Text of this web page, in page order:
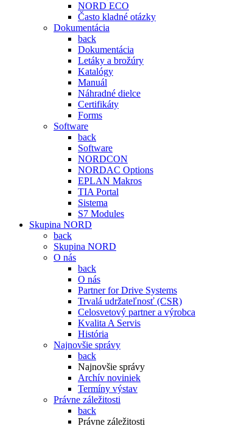
NORD ECO
Často kladné otázky
Dokumentácia
back
Dokumentácia
Letáky a brožúry
Katalógy
Manuál
Náhradné dielce
Certifikáty
Forms
Software
back
Software
NORDCON
NORDAC Options
EPLAN Makros
TIA Portal
Sistema
S7 Modules
Skupina NORD
back
Skupina NORD
O nás
back
O nás
Partner for Drive Systems
Trvalá udržateľnosť (CSR)
Celosvetový partner a výrobca
Kvalita A Servis
História
Najnovšie správy
back
Najnovšie správy
Archív noviniek
Termíny výstav
Právne záležitosti
back
Právne záležitosti